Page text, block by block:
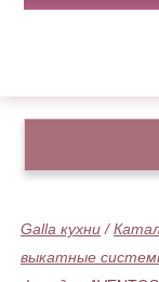
Galla кухни /
выкатные